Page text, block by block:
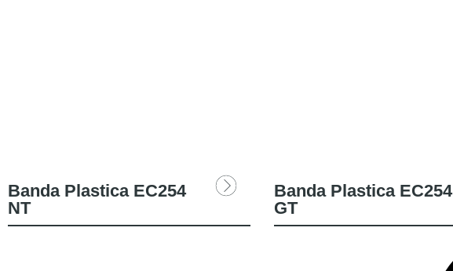
Banda Plastica EC254
NT
Banda Plastica EC254
GT